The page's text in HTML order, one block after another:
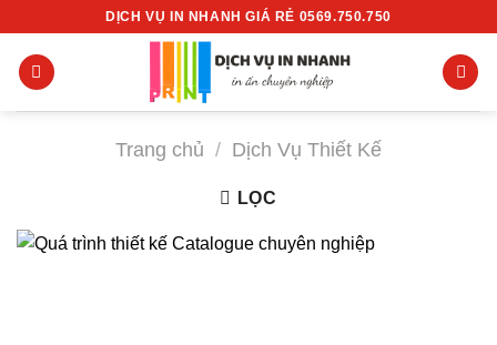
nội
dung
DỊCH VỤ IN NHANH GIÁ RẺ 0569.750.750
Trang chủ / Dịch Vụ Thiết Kế
LỌC